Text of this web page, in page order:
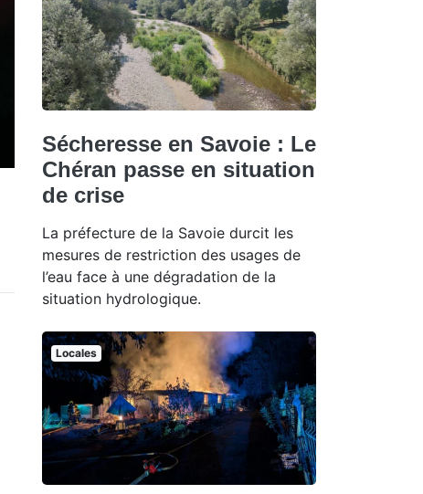
Sécheresse en Savoie : Le
Chéran passe en situation
de crise
La préfecture de la Savoie durcit les
mesures de restriction des usages de
l’eau face à une dégradation de la
situation hydrologique.
Locales